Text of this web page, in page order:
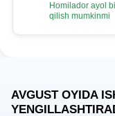
Homilador ayol
qilish mumkinmi
AVGUST OYIDA